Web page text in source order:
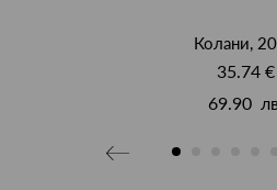
Колани,
35.74 €
69.90